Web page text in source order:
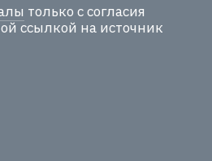
только с согласия
ссылкой на источник